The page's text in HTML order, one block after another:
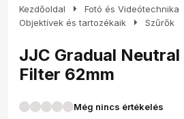
Kezdőoldal arrow_right Fotó és Videótechnika
Objektívek és tartozékaik arrow_right Szűrők
JJC Gradual
Filter 62mm
Még nincs értékelés